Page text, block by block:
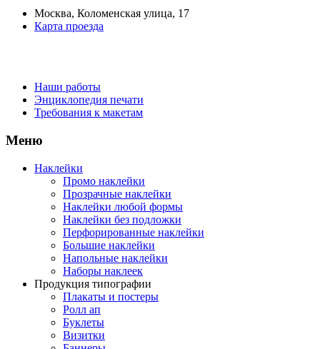
Москва, Коломенская улица, 17
Карта проезда
Наши работы
Энциклопедия печати
Требования к макетам
Меню
Наклейки
Промо наклейки
Прозрачные наклейки
Наклейки любой формы
Наклейки без подложки
Перфорированные наклейки
Большие наклейки
Напольные наклейки
Наборы наклеек
Продукция типографии
Плакаты и постеры
Ролл ап
Буклеты
Визитки